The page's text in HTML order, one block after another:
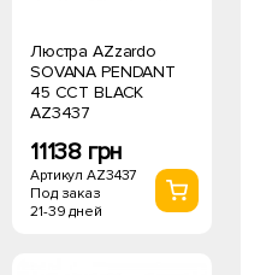
Люстра AZzardo
SOVANA PENDANT
45 CCT BLACK
AZ3437
11138 грн
Артикул AZ3437
Под заказ
21-39 дней